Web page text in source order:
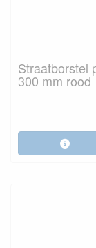
Straatborstel
300 mm rood